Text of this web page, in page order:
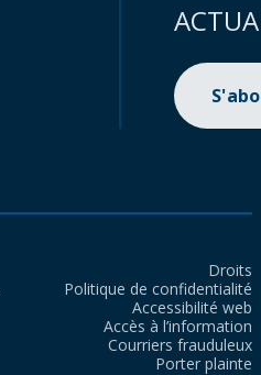
Droits
Politique de confidentialité
Accessibilité web
Accès à l’information
Courriers frauduleux
Porter plainte